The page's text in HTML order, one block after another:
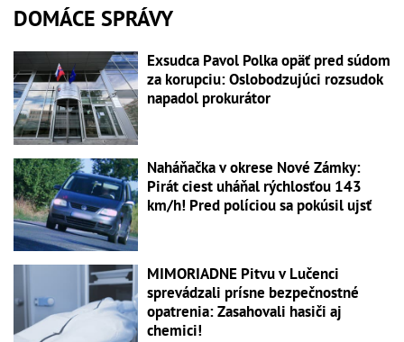
DOMÁCE SPRÁVY
Exsudca Pavol Polka opäť pred súdom
za korupciu: Oslobodzujúci rozsudok
napadol prokurátor
Naháňačka v okrese Nové Zámky:
Pirát ciest uháňal rýchlosťou 143
km/h! Pred políciou sa pokúsil ujsť
MIMORIADNE Pitvu v Lučenci
sprevádzali prísne bezpečnostné
opatrenia: Zasahovali hasiči aj
chemici!